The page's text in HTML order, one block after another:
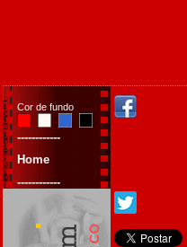
Cor de fundo
------------
Home
------------